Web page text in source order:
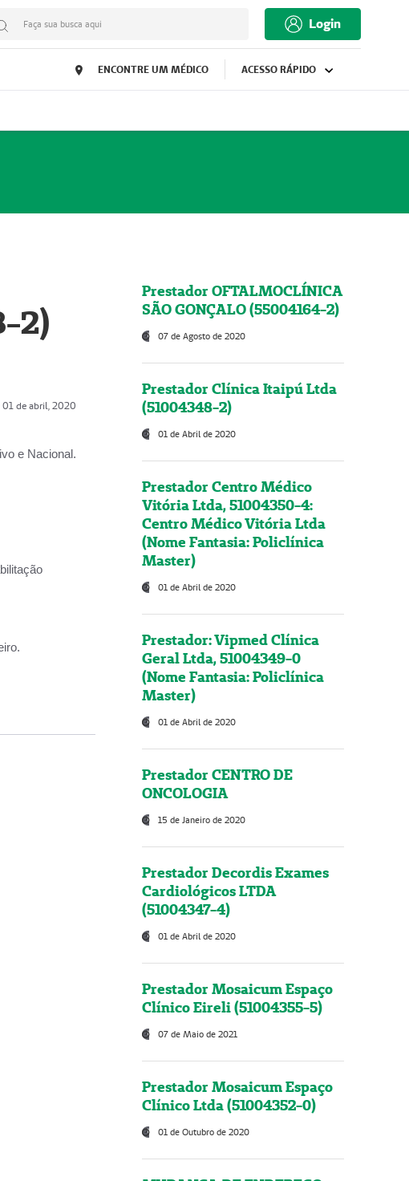
Faça sua busca aqui Login
ENCONTRE UM MÉDICO ACESSO RÁPIDO
2)
01 de abril, 2020
e Nacional.
Prestador OFTALMOCLÍNICA
SÃO GONÇALO (55004164-2)
07 de Agosto de 2020
Prestador Clínica Itaipú Ltda
(51004348-2)
01 de Abril de 2020
Prestador Centro Médico
Vitória Ltda, 51004350-4:
Centro Médico Vitória Ltda
(Nome Fantasia: Policlínica
Master)
01 de Abril de 2020
Prestador: Vipmed Clínica
Geral Ltda, 51004349-0
(Nome Fantasia: Policlínica
Master)
01 de Abril de 2020
Prestador CENTRO DE
ONCOLOGIA
15 de Janeiro de 2020
Prestador Decordis Exames
Cardiológicos LTDA
(51004347-4)
01 de Abril de 2020
Prestador Mosaicum Espaço
Clínico Eireli (51004355-5)
07 de Maio de 2021
Prestador Mosaicum Espaço
Clínico Ltda (51004352-0)
01 de Outubro de 2020